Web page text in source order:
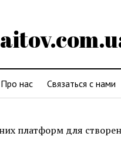
Про нас Связаться с нами
платформ для